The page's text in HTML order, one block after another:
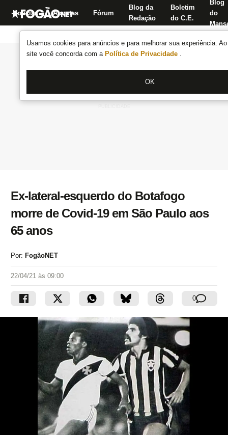
Usamos cookies para anúncios e para melhorar sua experiência.
site você concorda com a Política de Privacidade .
OK
Notícias Apostas Fórum
Blog da
Redação
Boletim
do C.E.
Blog
do
Ex-lateral-esquerdo do Botafogo
morre de Covid-19 em São Paulo aos
65 anos
Por: FogãoNET
22/04/21 às 09:00
0